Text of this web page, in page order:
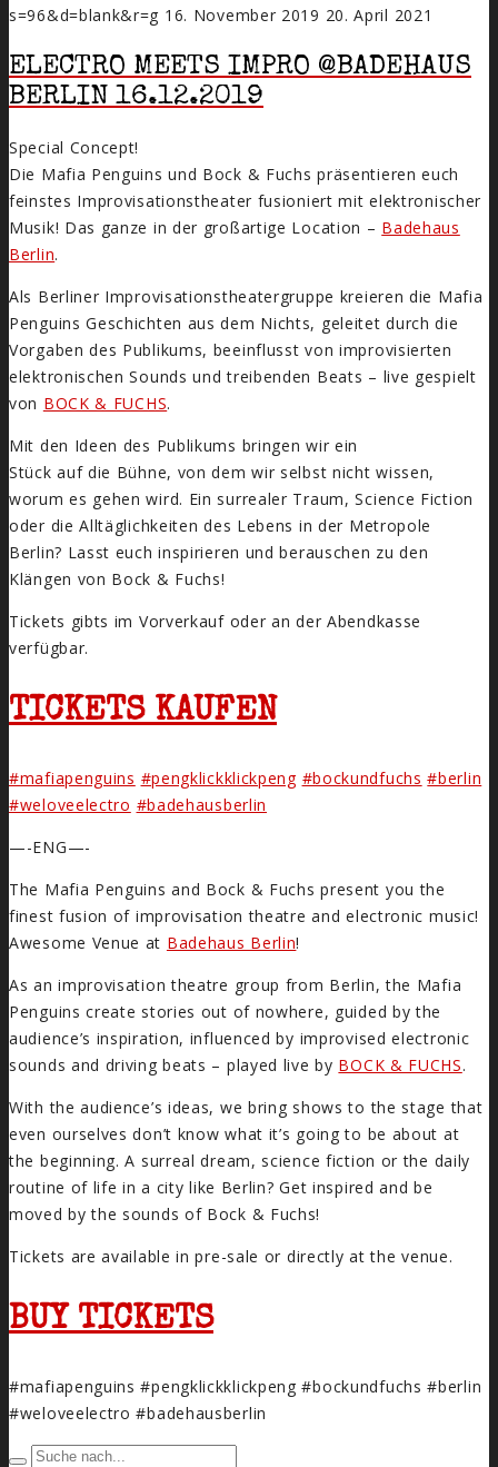
s=96&d=blank&r=g 16. November 2019 20. April 2021
ELECTRO MEETS IMPRO @BADEHAUS
BERLIN 16.12.2019
Special Concept!
Die Mafia Penguins und Bock & Fuchs präsentieren euch
feinstes Improvisationstheater fusioniert mit elektronischer
Musik! Das ganze in der großartige Location – Badehaus
Berlin.
Als Berliner Improvisationstheatergruppe kreieren die Mafia
Penguins Geschichten aus dem Nichts, geleitet durch die
Vorgaben des Publikums, beeinflusst von improvisierten
elektronischen Sounds und treibenden Beats – live gespielt
von BOCK & FUCHS.
Mit den Ideen des Publikums bringen wir ein
Stück auf die Bühne, von dem wir selbst nicht wissen,
worum es gehen wird. Ein surrealer Traum, Science Fiction
oder die Alltäglichkeiten des Lebens in der Metropole
Berlin? Lasst euch inspirieren und berauschen zu den
Klängen von Bock & Fuchs!
Tickets gibts im Vorverkauf oder an der Abendkasse
verfügbar.
TICKETS KAUFEN
#mafiapenguins #pengklickklickpeng #bockundfuchs #berlin
#weloveelectro #badehausberlin
—-ENG—-
The Mafia Penguins and Bock & Fuchs present you the
finest fusion of improvisation theatre and electronic music!
Awesome Venue at Badehaus Berlin!
As an improvisation theatre group from Berlin, the Mafia
Penguins create stories out of nowhere, guided by the
audience’s inspiration, influenced by improvised electronic
sounds and driving beats – played live by BOCK & FUCHS.
With the audience’s ideas, we bring shows to the stage that
even ourselves don’t know what it’s going to be about at
the beginning. A surreal dream, science fiction or the daily
routine of life in a city like Berlin? Get inspired and be
moved by the sounds of Bock & Fuchs!
Tickets are available in pre-sale or directly at the venue.
BUY TICKETS
#mafiapenguins #pengklickklickpeng #bockundfuchs #berlin
#weloveelectro #badehausberlin